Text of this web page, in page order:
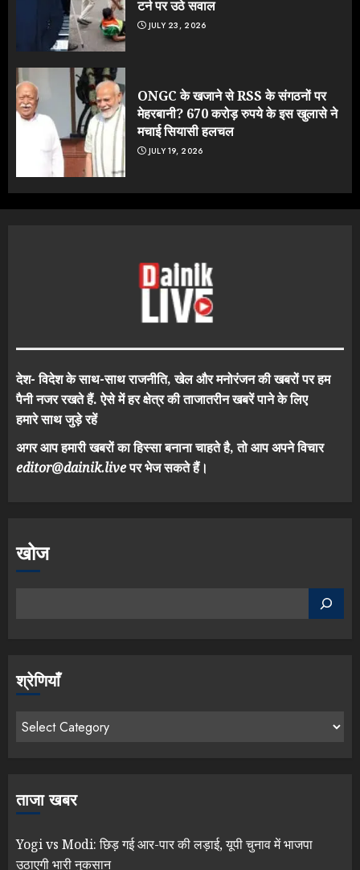
टर्न पर उठे सवाल
JULY 23, 2026
ONGC के खजाने से RSS के संगठनों पर
मेहरबानी? 670 करोड़ रुपये के इस खुलासे ने
मचाई सियासी हलचल
JULY 19, 2026
देश- विदेश के साथ-साथ राजनीति, खेल और मनोरंजन की खबरों पर हम
पैनी नजर रखते हैं. ऐसे में हर क्षेत्र की ताजातरीन खबरें पाने के लिए
हमारे साथ जुड़े रहें
अगर आप हमारी खबरों का हिस्सा बनाना चाहते है, तो आप अपने विचार
editor@dainik.liveपर भेज सकते हैं।
खोज
श्रेणियाँ
ताजा खबर
Yogi vs Modi: छिड़ गई आर-पार की लड़ाई, यूपी चुनाव में भाजपा
उठाएगी भारी नुकसान